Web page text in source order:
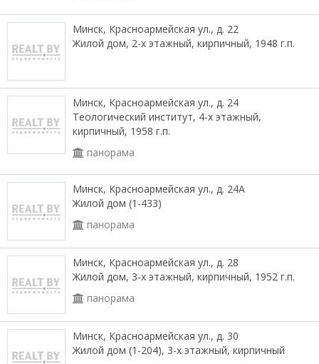
Минск, Красноармейская ул., д. 22
Жилой дом, 2-х этажный, кирпичный, 1948 г.п.
Минск, Красноармейская ул., д. 24
Теологический институт, 4-х этажный,
кирпичный, 1958 г.п.
панорама
Минск, Красноармейская ул., д. 24А
Жилой дом (1-433)
панорама
Минск, Красноармейская ул., д. 28
Жилой дом, 3-х этажный, кирпичный, 1952 г.п.
панорама
Минск, Красноармейская ул., д. 30
Жилой дом (1-204), 3-х этажный, кирпичный